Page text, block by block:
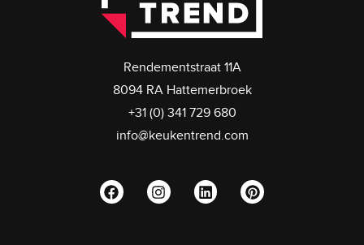
Rendementstraat 11A
8094 RA Hattemerbroek
+31 (0) 341 729 680
info@keukentrend.com